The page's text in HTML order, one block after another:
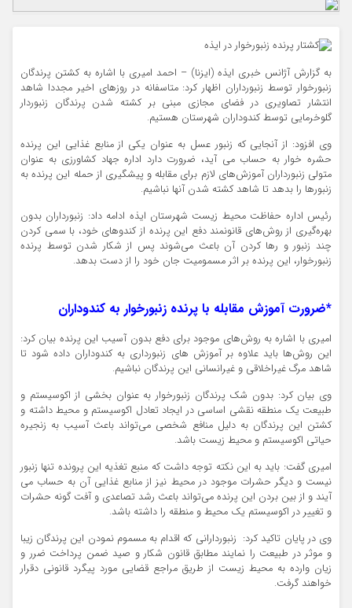
به گزارش آژانس خبری ایذه (ایزنا) – احمد امیری با اشاره به کشتن پرندگان
زنبورخوار توسط زنبورداران اظهار کرد: متاسفانه در روزهای اخیر مجددا شاهد
انتشار تصاویری در فضای مجازی مبنی بر کشته شدن پرندگان زنبوردار
گلوخرمایی توسط کندوداران شهرستان هستیم.
وی افزود: از آنجایی که زنبور عسل به عنوان یکی از منابع غذایی این پرنده
حشره خوار به حساب می آید، ضرورت دارد اداره جهاد کشاورزی به عنوان
متولی زنبورداران آموزش‌های لازم برای مقابله و پیشگیری از حمله این پرنده به
زنبورها را بدهد تا شاهد کشته شدن آنها نباشیم.
رئیس اداره حفاظت محیط زیست شهرستان ایذه ادامه داد: زنبورداران بدون
بهره‌گیری از روش‌های قانونمند دفع این پرنده از کندوهای خود، با سمی کردن
چند زنبور و رها کردن آن باعث می‌شوند پس از شکار شدن توسط پرنده
زنبورخوار، این پرنده بر اثر مسمومیت جان خود را از دست بدهد.
*ضرورت آموزش مقابله با پرنده زنبورخوار به کندوداران
امیری با اشاره به روش‌های موجود برای دفع بدون آسیب این پرنده بیان کرد:
این روش‌ها باید علاوه بر آموزش های زنبورداری به کندوداران داده شود تا
شاهد مرگ غیراخلاقی و غیرانسانی این پرندگان نباشیم.
وی بیان کرد: بدون شک پرندگان زنبورخوار به عنوان بخشی از اکوسیستم و
طبیعت یک منطقه نقشی اساسی در ایجاد تعادل اکوسیستم و محیط داشته و
کشتن این پرندگان به دلیل منافع شخصی می‌تواند باعث آسیب به زنجیره
حیاتی اکوسیستم و محیط زیست باشد.
امیری گفت: باید به این نکته توجه داشت که منبع تغذیه این پرونده تنها زنبور
نیست و دیگر حشرات موجود در محیط نیز از منابع غذایی آن به حساب می
آیند و از بین بردن این پرنده می‌تواند باعث رشد تصاعدی و آفت گونه حشرات
و تغییر در اکوسیستم یک محیط و منطقه را داشته باشد.
وی در پایان تاکید کرد: زنبوردارانی که اقدام به مسموم نمودن این پرندگان زیبا
و موثر در طبیعت را نمایند مطابق قانون شکار و صید ضمن پرداخت ضرر و
زیان وارده به محیط زیست از طریق مراجع قضایی مورد پیگرد قانونی دقرار
خواهند گرفت.